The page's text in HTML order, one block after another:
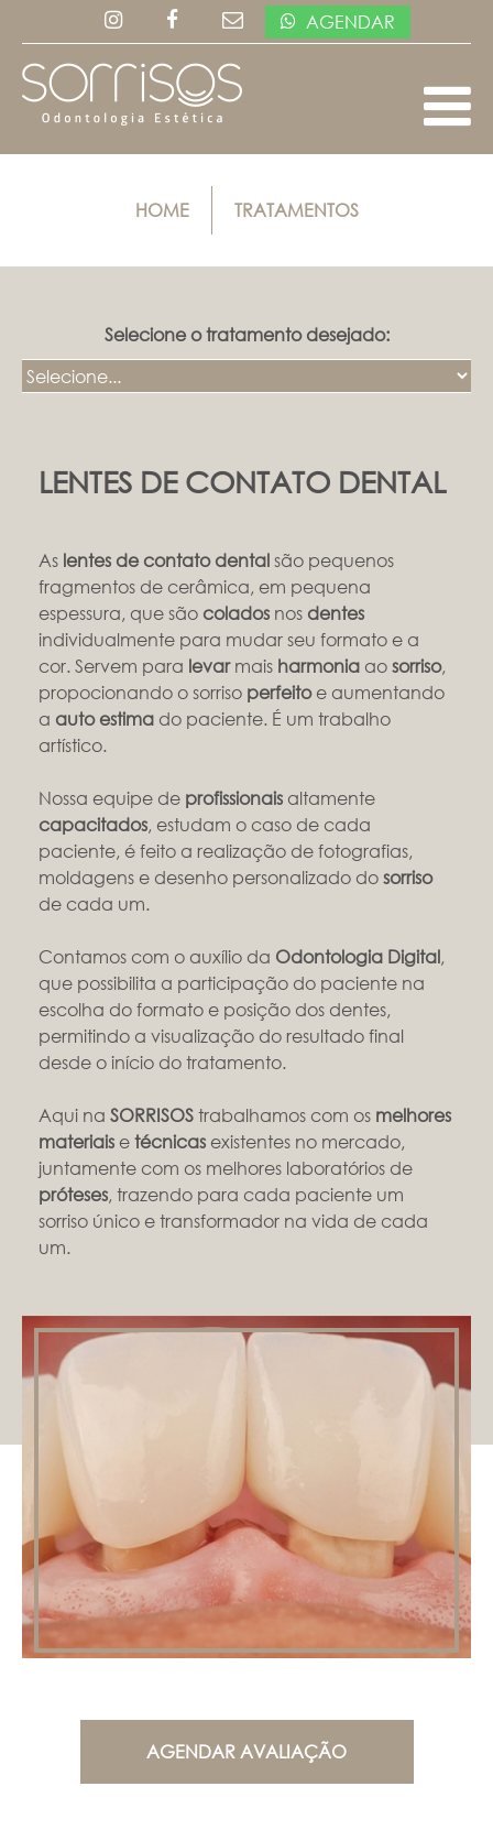
AGENDAR
HOME TRATAMENTOS
Selecione o tratamento desejado:
LENTES DE CONTATO DENTAL
As lentes de contato dentalsão pequenos
fragmentos de cerâmica, em pequena
espessura, que são colados nos dentes
individualmente para mudar seu formato e a
cor. Servem para levarmais harmonia aosorriso,
propocionando o sorriso perfeitoe aumentando
a auto estima do paciente. É um trabalho
artístico.
Nossa equipe de profissionais altamente
capacitados, estudam o caso de cada
paciente, é feito a realização de fotografias,
moldagens e desenho personalizado dosorriso
de cada um.
Contamos com o auxílio da Odontologia Digital,
que possibilita a participação do paciente na
escolha do formato e posição dos dentes,
permitindo a visualização do resultado final
desde o início do tratamento.
Aqui na SORRISOStrabalhamos com os melhores
materiais etécnicas existentes no mercado,
juntamente com os melhores laboratórios de
próteses, trazendo para cada paciente um
sorriso único e transformador na vida de cada
um.
AGENDAR AVALIAÇÃO